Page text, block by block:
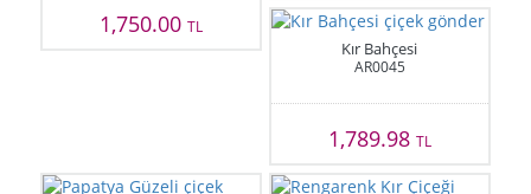
1,750.00TL
Kır Bahçesi
AR0045
1,789.98 TL